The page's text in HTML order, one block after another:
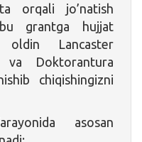
orqali jo’natish
grantga hujjat
oldin Lancaster
va Doktorantura
chiqishingizni
asosan